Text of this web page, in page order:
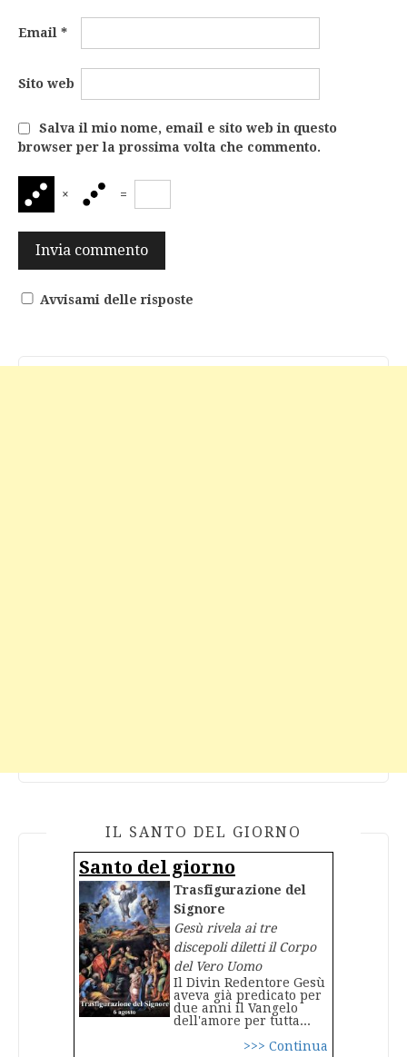
Email *
Sito web
Salva il mio nome, email e sito web in questo
browser per la prossima volta che commento.
× =
Avvisami delle risposte
IL SANTO DEL GIORNO
Santo del giorno
Trasfigurazione del
Signore
Gesù rivela ai tre
discepoli diletti il Corpo
del Vero Uomo
Il Divin Redentore Gesù
aveva già predicato per
due anni il Vangelo
dell'amore per tutta...
>>> Continua